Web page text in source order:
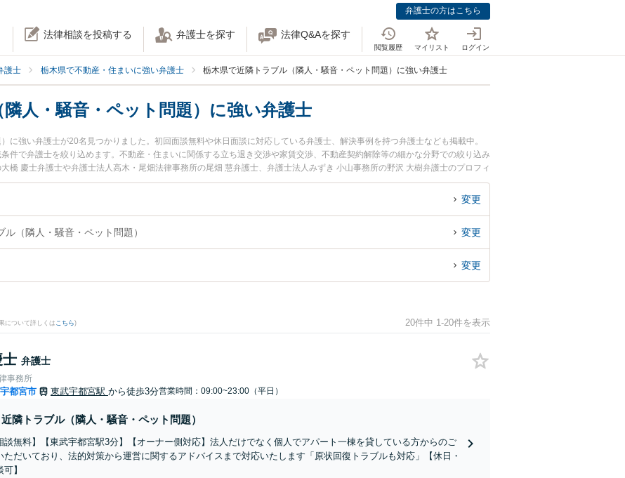
弁護士の方はこちら
法律相談を投稿する 弁護士を探す 法律Q&Aを探す
閲覧履歴 マイリスト ログイン
護士 栃木県で不動産・住まいに強い弁護士 栃木県で近隣トラブル（隣人・騒音・ペット問題）に強い弁護士
人・騒音・ペット問題）に強い弁護士
に強い弁護士が20名見つかりました。初回面談無料や休日面談に対応している弁護士、解決事例を持つ弁護士なども掲載中。
件で弁護士を絞り込めます。不動産・住まいに関係する立ち退き交渉や家賃交渉、不動産契約解除等の細かな分野での絞り込み
橋 慶士弁護士や弁護士法人高木・尾畑法律事務所の尾畑 慧弁護士、弁護士法人みずき 小山事務所の野沢 大樹弁護士のプロフィ
す。『栃木県で土日や夜間に発生した近隣トラブル（隣人・騒音・ペット問題）のトラブルを今すぐに弁護士に相談したい』
ブル解決の実績豊富な近くの弁護士を検索したい』『初回相談無料で近隣トラブル（隣人・騒音・ペット問題）を法律相談でき
変更
（隣人・騒音・ペット問題） 変更
変更
について詳しくは こちら) 20件中 1-20件を表示
士 弁護士
事務所
宇都宮市 東武宇都宮駅 から徒歩3分営業時間：09:00~23:00（平日）
近隣トラブル（隣人・騒音・ペット問題）
談無料】【東武宇都宮駅3分】【オーナー側対応】法人だけでなく個人でアパート一棟を貸している方からのご
ただいており、法的対策から運営に関するアドバイスまで対応いたします「原状回復トラブルも対応」【休日・
】